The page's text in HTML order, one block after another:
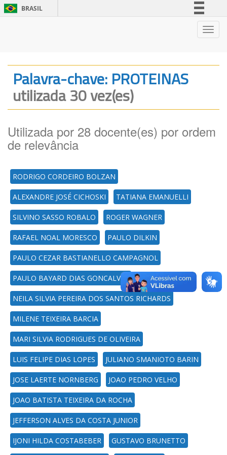
BRASIL
Legislação
Palavra-chave: PROTEINAS
utilizada 30 vez(es)
Utilizada por 28 docente(es) por ordem
de relevância
RODRIGO CORDEIRO BOLZAN
ALEXANDRE JOSÉ CICHOSKI TATIANA EMANUELLI
SILVINO SASSO ROBALO ROGER WAGNER
RAFAEL NOAL MORESCO PAULO DILKIN
PAULO CEZAR BASTIANELLO CAMPAGNOL
PAULO BAYARD DIAS GONCALVES
NEILA SILVIA PEREIRA DOS SANTOS RICHARDS
MILENE TEIXEIRA BARCIA
MARI SILVIA RODRIGUES DE OLIVEIRA
LUIS FELIPE DIAS LOPES JULIANO SMANIOTO BARIN
JOSE LAERTE NORNBERG JOAO PEDRO VELHO
JOAO BATISTA TEIXEIRA DA ROCHA
JEFFERSON ALVES DA COSTA JUNIOR
IJONI HILDA COSTABEBER GUSTAVO BRUNETTO